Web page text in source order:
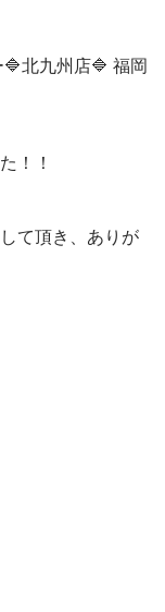
北九州店🔷 福岡
！！
て頂き、ありが